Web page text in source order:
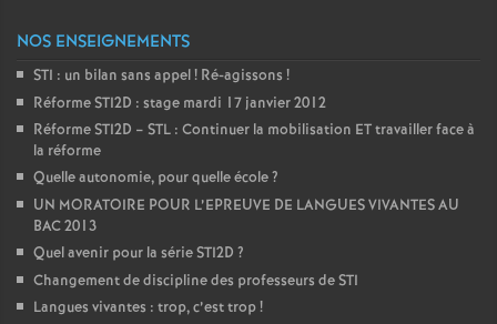
NOS ENSEIGNEMENTS
STI : un bilan sans appel! Ré-agissons !
Réforme STI2D : stage mardi 17 janvier 2012
Réforme STI2D – STL : Continuer la mobilisation ET travailler face à
la réforme
Quelle autonomie, pour quelle école?
UN MORATOIRE POUR L’EPREUVE DE LANGUES VIVANTES AU
BAC 2013
Quel avenir pour la série STI2D ?
Changement de discipline des professeurs de STI
Langues vivantes : trop, c’est trop!